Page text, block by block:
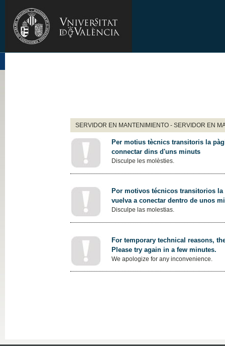
SERVIDOR EN MANTENIMIENTO - SERVIDOR EN
Per motius tècnics transitoris la
connectar dins d'uns minuts
Disculpe les molèsties.
Por motivos técnicos transitorios
vuelva a conectar dentro de unos
Disculpe las molestias.
For temporary technical reasons,
Please try again in a few minutes.
We apologize for any inconvenience.